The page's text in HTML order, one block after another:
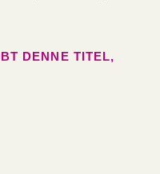
DENNE TITEL,